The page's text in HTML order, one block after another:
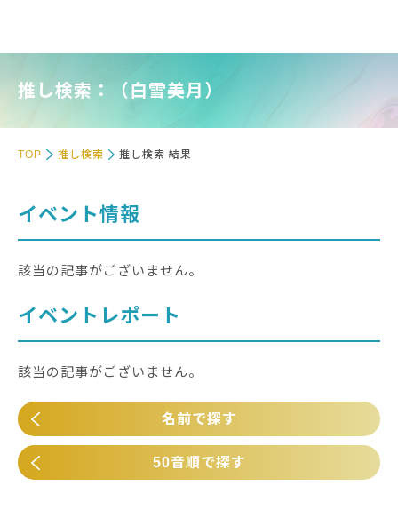
推し検索：（白雪美月）
TOP 推し検索 推し検索 結果
イベント情報
該当の記事がございません。
イベントレポート
該当の記事がございません。
名前で探す
50音順で探す